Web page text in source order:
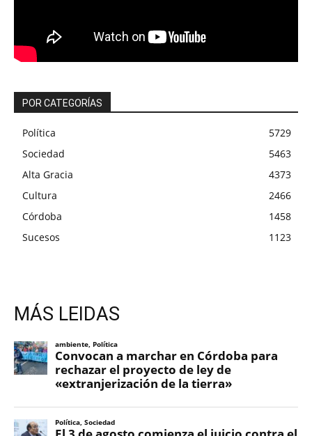
POR CATEGORÍAS
Política
5729
Sociedad
5463
Alta Gracia
4373
Cultura
2466
Córdoba
1458
Sucesos
1123
MÁS LEIDAS